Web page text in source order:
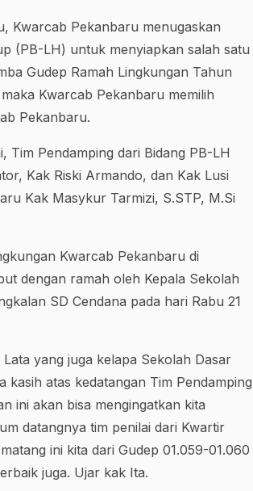
Kwarcab Pekanbaru menugaskan
(PB-LH) untuk menyiapkan salah satu
Gudep Ramah Lingkungan Tahun
Kwarcab Pekanbaru memilih
Pekanbaru.
Tim Pendamping dari Bidang PB-LH
Kak Riski Armando, dan Kak Lusi
Kak Masykur Tarmizi, S.STP, M.Si
Kwarcab Pekanbaru di
dengan ramah oleh Kepala Sekolah
SD Cendana pada hari Rabu 21
yang juga kelapa Sekolah Dasar
atas kedatangan Tim Pendamping
ini akan bisa mengingatkan kita
datangnya tim penilai dari Kwartir
ini kita dari Gudep 01.059-01.060
juga. Ujar kak Ita.